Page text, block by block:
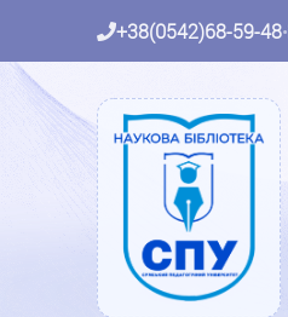
+38(0542)68-59-48•